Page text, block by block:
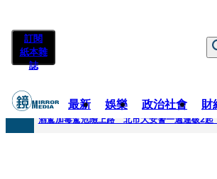
訂閱
紙本雜
誌
最新 娛樂 政治社會 財
快訊
酒駕加毒駕危險上路 北市大安警一週連破2起